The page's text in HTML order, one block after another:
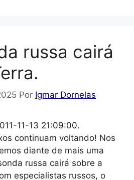
russa cairá
Por Igmar Dornelas
11-13 21:09:00.
continuam voltando! Nos
diante de mais uma
russa cairá sobre a
especialistas russos, o